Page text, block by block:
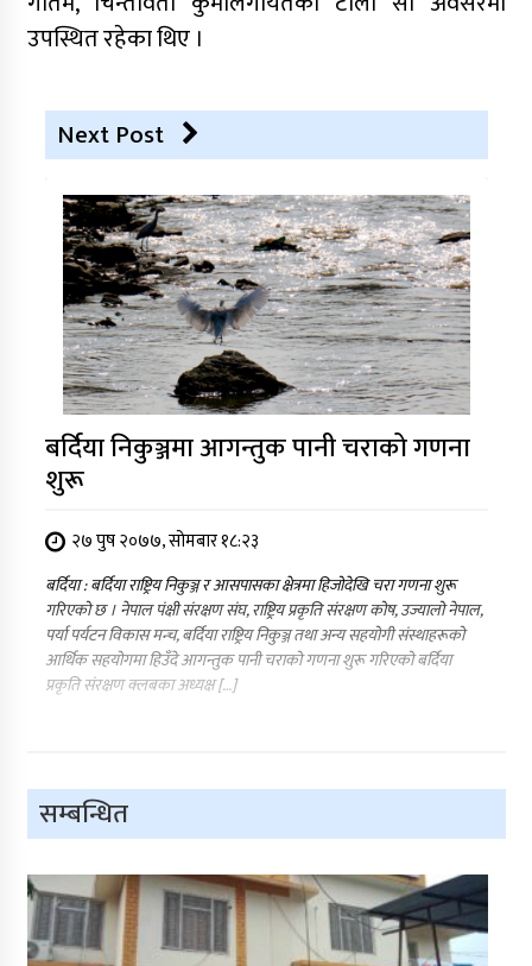
उपस्थित रहेका थिए ।
Next Post
बर्दिया निकुञ्जमा आगन्तुक पानी चराको गणना
शुरू
२७ पुष २०७७, सोमबार १८:२३
बर्दिया : बर्दिया राष्ट्रिय निकुञ्ज र आसपासका क्षेत्रमा हिजोदेखि चरा गणना शुरू
गरिएको छ । नेपाल पंक्षी संरक्षण संघ, राष्ट्रिय प्रकृति संरक्षण कोष, उज्यालो नेपाल,
पर्या पर्यटन विकास मन्च, बर्दिया राष्ट्रिय निकुञ्ज तथा अन्य सहयोगी संस्थाहरूको
आर्थिक सहयोगमा हिउँदे आगन्तुक पानी चराको गणना शुरू गरिएको बर्दिया
प्रकृति संरक्षण क्लबका अध्यक्ष […]
सम्बन्धित